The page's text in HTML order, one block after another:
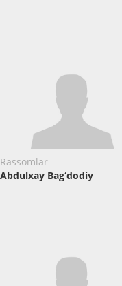
Rassomlar
Abdulxay Bag‘dodiy